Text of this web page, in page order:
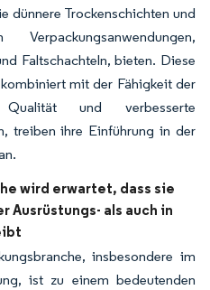
dünnere Trockenschichten und
Faltschachteln, bieten. Diese
mit der Fähigkeit der
Qualität und verbesserte
treiben ihre Einführung in der
wird erwartet, dass sie
Ausrüstungs- als auch in
insbesondere im
ist zu einem bedeutenden